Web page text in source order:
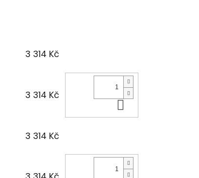
3 314 Kč
3 314 Kč
Do košíku
3 314 Kč